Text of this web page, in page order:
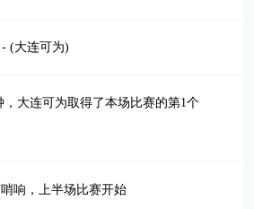
(大连可为)
，大连可为取得了本场比赛的第1个
响，上半场比赛开始